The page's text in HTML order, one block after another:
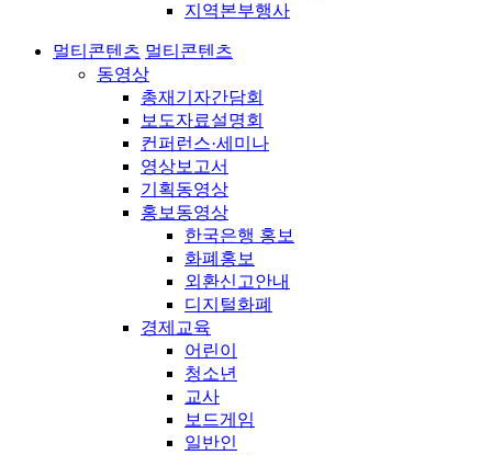
지역본부행사
멀티콘텐츠 멀티콘텐츠
동영상
총재기자간담회
보도자료설명회
컨퍼런스·세미나
영상보고서
기획동영상
홍보동영상
한국은행 홍보
화폐홍보
외환신고안내
디지털화폐
경제교육
어린이
청소년
교사
보드게임
일반인